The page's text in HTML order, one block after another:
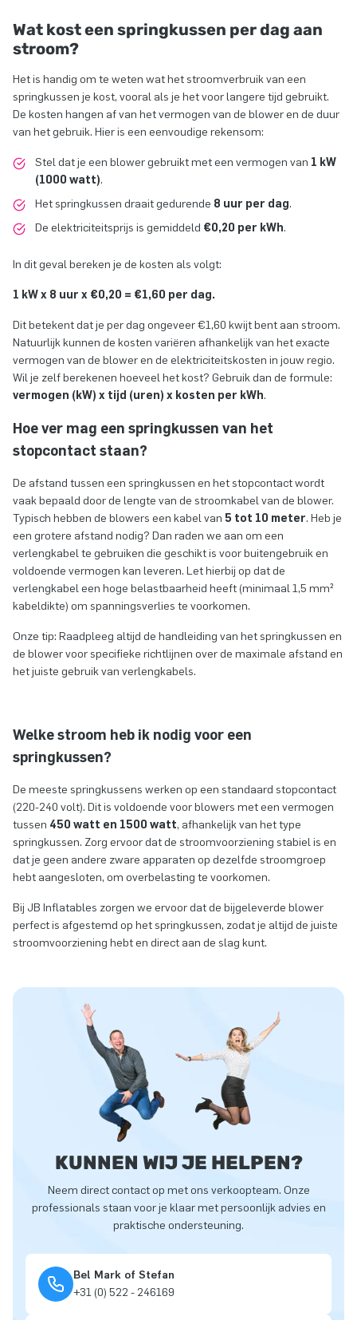
Wat kost een springkussen per dag aan
stroom?
Het is handig om te weten wat het stroomverbruik van een
springkussen je kost, vooral als je het voor langere tijd gebruikt.
De kosten hangen af van het vermogen van de blower en de duur
van het gebruik. Hier is een eenvoudige rekensom:
Stel dat je een blower gebruikt met een vermogen van 1 kW
(1000 watt).
Het springkussen draait gedurende 8 uur per dag.
De elektriciteitsprijs is gemiddeld €0,20 per kWh.
In dit geval bereken je de kosten als volgt:
1 kW x 8 uur x €0,20 = €1,60 per dag.
Dit betekent dat je per dag ongeveer €1,60 kwijt bent aan stroom.
Natuurlijk kunnen de kosten variëren afhankelijk van het exacte
vermogen van de blower en de elektriciteitskosten in jouw regio.
Wil je zelf berekenen hoeveel het kost? Gebruik dan de formule:
vermogen (kW) x tijd (uren) x kosten per kWh.
Hoe ver mag een springkussen van het
stopcontact staan?
De afstand tussen een springkussen en het stopcontact wordt
vaak bepaald door de lengte van de stroomkabel van de blower.
Typisch hebben de blowers een kabel van 5 tot 10 meter. Heb je
een grotere afstand nodig? Dan raden we aan om een
verlengkabel te gebruiken die geschikt is voor buitengebruik en
voldoende vermogen kan leveren. Let hierbij op dat de
verlengkabel een hoge belastbaarheid heeft (minimaal 1,5 mm²
kabeldikte) om spanningsverlies te voorkomen.
Onze tip: Raadpleeg altijd de handleiding van het springkussen en
de blower voor specifieke richtlijnen over de maximale afstand en
het juiste gebruik van verlengkabels.
Welke stroom heb ik nodig voor een
springkussen?
De meeste springkussens werken op een standaard stopcontact
(220-240 volt). Dit is voldoende voor blowers met een vermogen
tussen 450 watt en 1500 watt, afhankelijk van het type
springkussen. Zorg ervoor dat de stroomvoorziening stabiel is en
dat je geen andere zware apparaten op dezelfde stroomgroep
hebt aangesloten, om overbelasting te voorkomen.
Bij JB Inflatables zorgen we ervoor dat de bijgeleverde blower
perfect is afgestemd op het springkussen, zodat je altijd de juiste
stroomvoorziening hebt en direct aan de slag kunt.
KUNNEN WIJ JE HELPEN?
Neem direct contact op met ons verkoopteam. Onze
professionals staan voor je klaar met persoonlijk advies en
praktische ondersteuning.
Bel Mark of Stefan
+31 (0) 522 - 246169